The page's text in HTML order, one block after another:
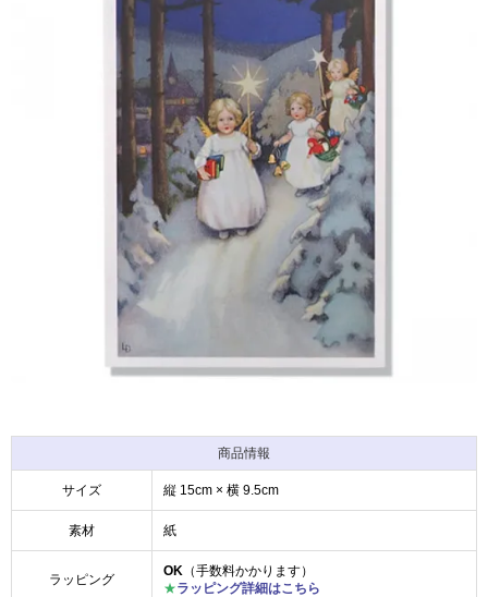
商品情報
サイズ 縦 15cm × 横 9.5cm
素材 紙
ラッピング
OK （手数料かかります）
★ラッピング詳細はこちら